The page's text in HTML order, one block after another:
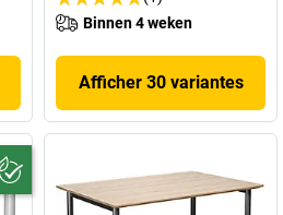
Binnen 4 weken
Afficher 30 variantes